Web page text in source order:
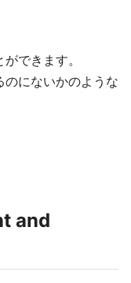
できます。
のにないかのような
and